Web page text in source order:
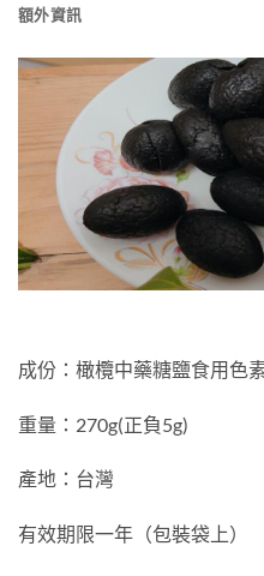
額外資訊
成份：橄欖中藥糖鹽食用色
重量：270g(正負5g)
產地：台灣
有效期限一年（包裝袋上）